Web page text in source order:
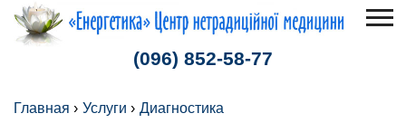
(096) 852-58-77
Главная Услуги Диагностика